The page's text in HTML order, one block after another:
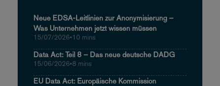
Neue EDSA-Leitlinien zur Anonymisierung –
Was Unternehmen jetzt wissen müssen
15/07/2026•10 mins
Data Act: Teil 8 – Das neue deutsche DADG
15/06/2026•8 mins
EU Data Act: Europäische Kommission